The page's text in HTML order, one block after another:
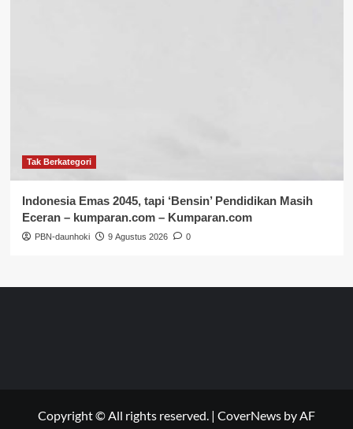
Tak Berkategori
Indonesia Emas 2045, tapi ‘Bensin’ Pendidikan Masih
Eceran – kumparan.com – Kumparan.com
PBN-daunhoki 9 Agustus 2026 0
Copyright © All rights reserved. | CoverNews by AF